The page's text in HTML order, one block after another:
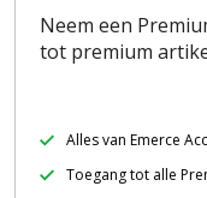
Neem een
tot premium
Alles van Emerce
Toegang tot alle